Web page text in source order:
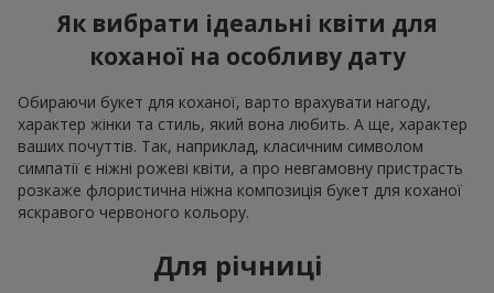
Як вибрати ідеальні квіти для
коханої на особливу дату
Обираючи букет для коханої, варто врахувати нагоду,
характер жінки та стиль, який вона любить. А ще, характер
ваших почуттів. Так, наприклад, класичним символом
симпатії є ніжні рожеві квіти, а про невгамовну пристрасть
розкаже флористична ніжна композиція букет для коханої
яскравого червоного кольору.
Для річниці